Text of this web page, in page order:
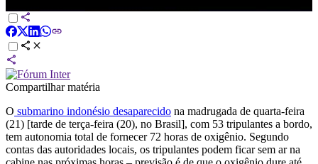
Compartilhar matéria
O submarino indonésio desaparecido na madrugada de quarta-feira
(21) [tarde de terça-feira (20), no Brasil], com 53 tripulantes a bordo,
tem autonomia total de fornecer 72 horas de oxigênio. Segundo
contas das autoridades locais, os tripulantes podem ficar sem ar na